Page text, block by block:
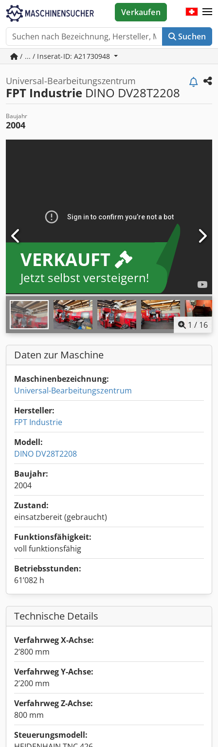
Suchen
Verkaufen
/ ... / Inserat-ID: A21730948
Universal-Bearbeitungszentrum
FPT Industrie DINO DV28T2208
Baujahr
2004
VERKAUFT
Jetzt selbst versteigern!
1 / 16
Daten zur Maschine
Maschinenbezeichnung:
Universal-Bearbeitungszentrum
Hersteller:
FPT Industrie
Modell:
DINO DV28T2208
Baujahr:
2004
Zustand:
einsatzbereit (gebraucht)
Funktionsfähigkeit:
voll funktionsfähig
Betriebsstunden:
61’082 h
Technische Details
Verfahrweg X-Achse:
2’800 mm
Verfahrweg Y-Achse:
2’200 mm
Verfahrweg Z-Achse:
800 mm
Steuerungsmodell: